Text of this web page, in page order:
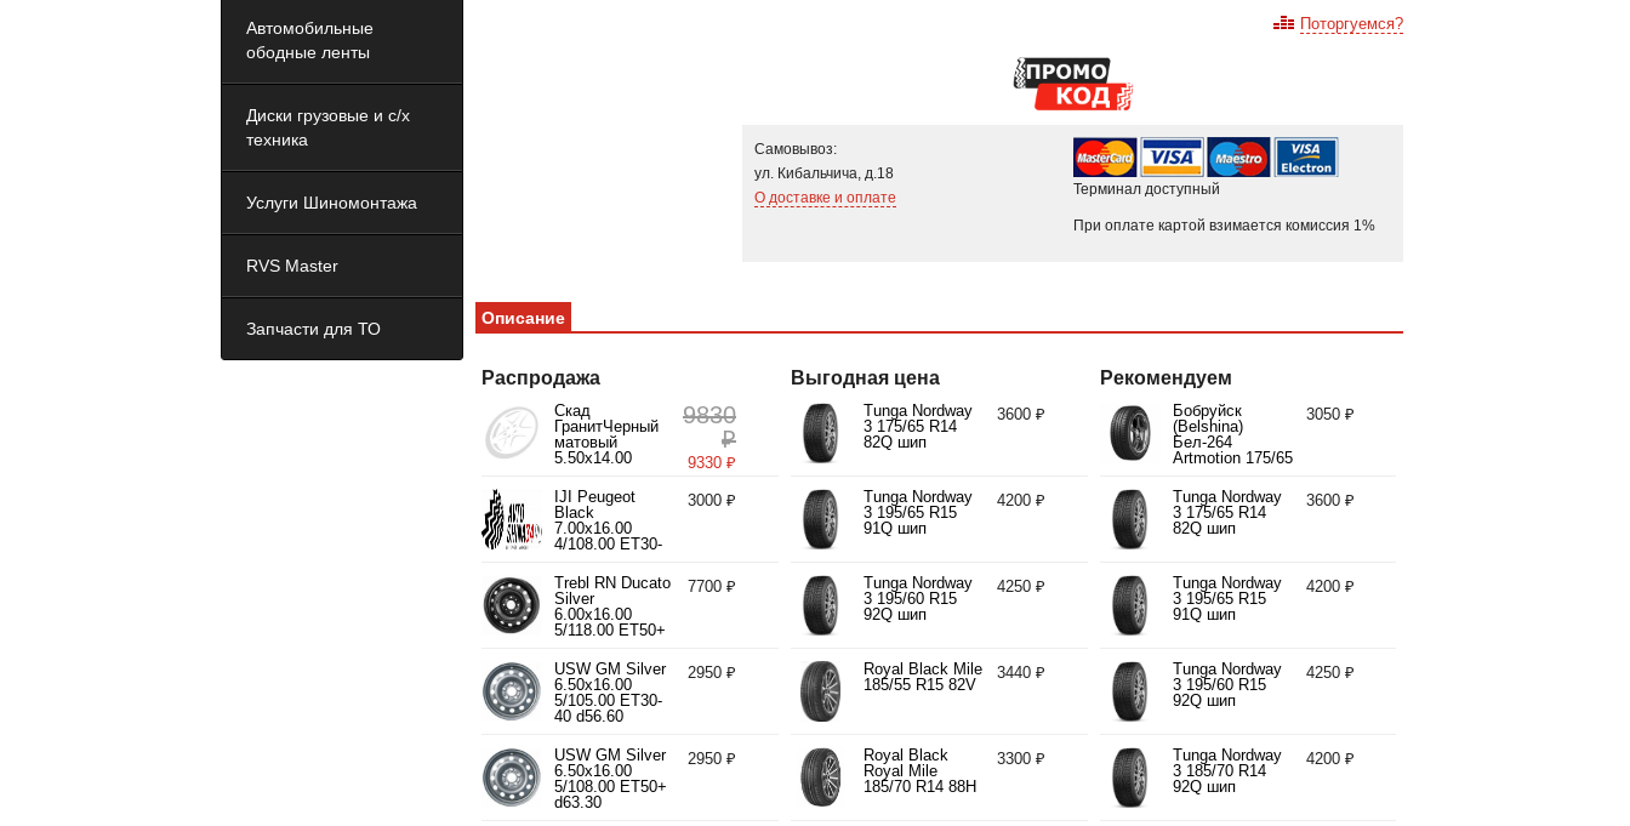
Автомобильные
ободные ленты
Диски грузовые и с/х
техника
Услуги Шиномонтажа
RVS Master
Запчасти для ТО
Поторгуемся?
Самовывоз:
ул. Кибальчича, д.18
О доставке и оплате
Терминал доступный
При оплате картой взимается комиссия 1%
Описание
Распродажа
Скад
ГранитЧерный
матовый
5.50x14.00
d58.60
9830
₽
9330 ₽
IJI Peugeot
Black
7.00x16.00
4/108.00 ET30-
3000 ₽
Trebl RN Ducato
Silver
6.00x16.00
5/118.00 ET50+
7700 ₽
USW GM Silver
6.50x16.00
5/105.00 ET30-
40 d56.60
2950 ₽
USW GM Silver
6.50x16.00
5/108.00 ET50+
d63.30
2950 ₽
Выгодная цена
Tunga Nordway
3 175/65 R14
82Q шип
3600 ₽
Tunga Nordway
3 195/65 R15
91Q шип
4200 ₽
Tunga Nordway
3 195/60 R15
92Q шип
4250 ₽
Royal Black Mile
185/55 R15 82V
3440 ₽
Royal Black
Royal Mile
185/70 R14 88H
3300 ₽
Рекомендуем
Бобруйск
(Belshina)
Бел-264
Artmotion 175/65
3050 ₽
Tunga Nordway
3 175/65 R14
82Q шип
3600 ₽
Tunga Nordway
3 195/65 R15
91Q шип
4200 ₽
Tunga Nordway
3 195/60 R15
92Q шип
4250 ₽
Tunga Nordway
3 185/70 R14
92Q шип
4200 ₽